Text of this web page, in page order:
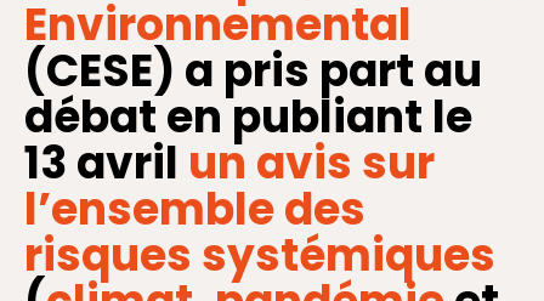
Environnemental
(CESE) a pris part au
débat en publiant le
13 avril un avis sur
l’ensemble des
risques systémiques